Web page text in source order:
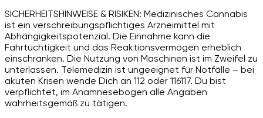
SICHERHEITSHINWEISE & RISIKEN: Medizinisches Cannabis
ist ein verschreibungspflichtiges Arzneimittel mit
Abhängigkeitspotenzial. Die Einnahme kann die
Fahrtüchtigkeit und das Reaktionsvermögen erheblich
einschränken. Die Nutzung von Maschinen ist im Zweifel zu
unterlassen. Telemedizin ist ungeeignet für Notfälle – bei
akuten Krisen wende Dich an 112 oder 116117. Du bist
verpflichtet, im Anamnesebogen alle Angaben
wahrheitsgemäß zu tätigen.